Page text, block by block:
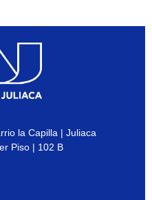
la Capilla | Juliaca
Piso | 102 B